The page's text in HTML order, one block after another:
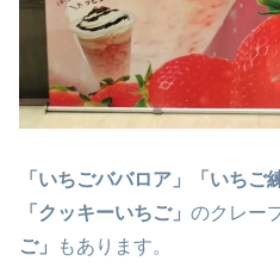
「いちごババロア」「いちご
「クッキーいちご」 のクレー
ご」
もあります。